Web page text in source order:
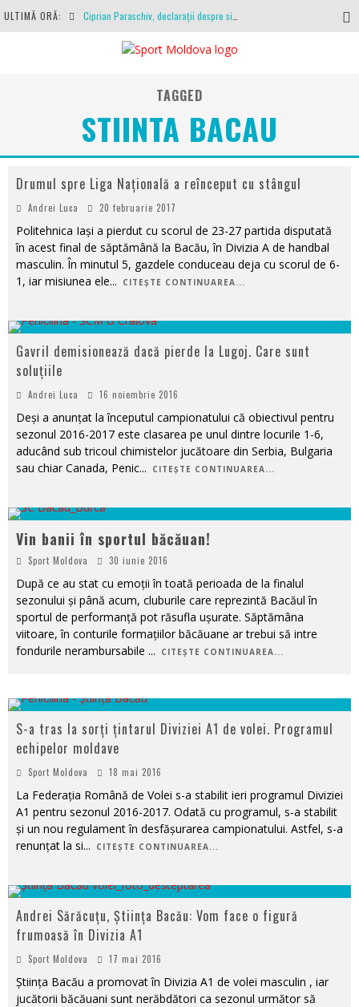
ULTIMĂ ORĂ:
Antrenamente la peste 30 de grade Celsius. Mircea Rednic își pregătește fotbaliștii pentru calvarul de duminică
Coronavirus la FC Botoșani. Un străin a stat în carantină, dar a fost testat pozitiv
TAGGED
STIINTA BACAU
Drumul spre Liga Națională a reînceput cu stângul
Andrei Luca 20 februarie 2017
Politehnica Iași a pierdut cu scorul de 23-27 partida disputată
în acest final de săptămână la Bacău, în Divizia A de handbal
masculin. În minutul 5, gazdele conduceau deja cu scorul de 6-
1, iar misiunea ele... CITEȘTE CONTINUAREA...
Gavril demisionează dacă pierde la Lugoj. Care sunt
soluțiile
Andrei Luca 16 noiembrie 2016
Deși a anunțat la începutul campionatului că obiectivul pentru
sezonul 2016-2017 este clasarea pe unul dintre locurile 1-6,
aducând sub tricoul chimistelor jucătoare din Serbia, Bulgaria
sau chiar Canada, Penic... CITEȘTE CONTINUAREA...
Vin banii în sportul băcăuan!
Sport Moldova 30 iunie 2016
După ce au stat cu emoții în toată perioada de la finalul
sezonului și până acum, cluburile care reprezintă Bacăul în
sportul de performanță pot răsufla ușurate. Săptămâna
viitoare, în conturile formațiilor băcăuane ar trebui să intre
fondurile nerambursabile ... CITEȘTE CONTINUAREA...
S-a tras la sorți țintarul Diviziei A1 de volei. Programul
echipelor moldave
Sport Moldova 18 mai 2016
La Federația Română de Volei s-a stabilit ieri programul Diviziei
A1 pentru sezonul 2016-2017. Odată cu programul, s-a stabilit
și un nou regulament în desfășurarea campionatului. Astfel, s-a
renunțat la si... CITEȘTE CONTINUAREA...
Andrei Sărăcuțu, Știința Bacău: Vom face o figură
frumoasă în Divizia A1
Sport Moldova 17 mai 2016
Știința Bacău a promovat în Divizia A1 de volei masculin , iar
jucătorii băcăuani sunt nerăbdători ca sezonul următor să